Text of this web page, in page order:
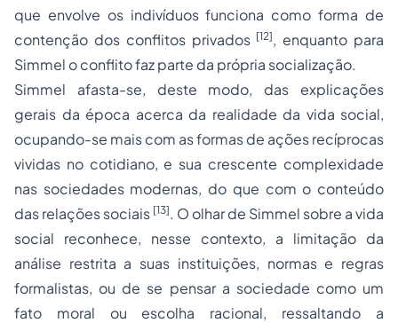
que envolve os indivíduos funciona como forma de
contenção dos conflitos privados [12], enquanto para
Simmel o conflito faz parte da própria socialização.
Simmel afasta-se, deste modo, das explicações
gerais da época acerca da realidade da vida social,
ocupando-se mais com as formas de ações recíprocas
vividas no cotidiano, e sua crescente complexidade
nas sociedades modernas, do que com o conteúdo
das relações sociais [13]. O olhar de Simmel sobre a vida
social reconhece, nesse contexto, a limitação da
análise restrita a suas instituições, normas e regras
formalistas, ou de se pensar a sociedade como um
fato moral ou escolha racional, ressaltando a